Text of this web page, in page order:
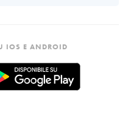
IOS E ANDROID